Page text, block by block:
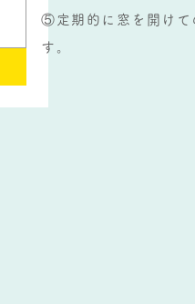
​⑤定期的に窓を開けて
す。